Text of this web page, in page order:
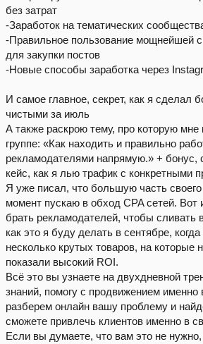
без затрат
-Заработок на тематических
-Правильное пользование мощнейшей
для закупки постов
-Новые способы заработка через
И самое главное, секрет, как я сделал
чистыми за июль
А также раскрою тему, про которую
группе: «Как находить и правильно
рекламодателями напрямую.» + бонус,
кейс, как я лью трафик с конкретными
Я уже писал, что большую часть
момент пускаю в обход CPA сетей. Вот
брать рекламодателей, чтобы сливать
как это я буду делать в сентябре,
несколько крутых товаров, на которые
показали высокий ROI.
Всё это вы узнаете на двухдневной
знаний, помогу с продвижением
разберем онлайн вашу проблему и
сможете привлечь клиентов именно в
Если вы думаете, что вам это не